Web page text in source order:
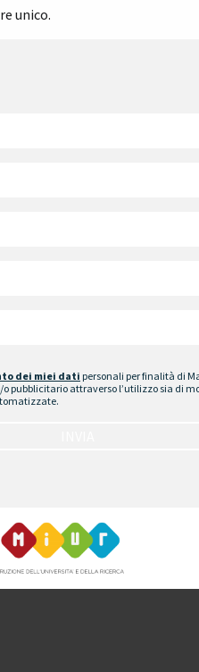
unico.
dei miei dati personali per finalità di
pubblicitario attraverso l’utilizzo sia di